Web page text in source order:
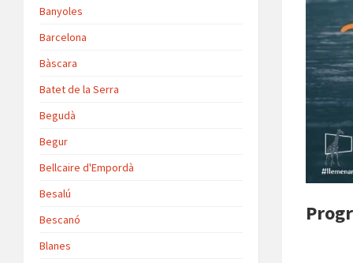
Banyoles
Barcelona
Bàscara
Batet de la Serra
Begudà
Begur
Bellcaire d'Empordà
Besalú
Bescanó
Blanes